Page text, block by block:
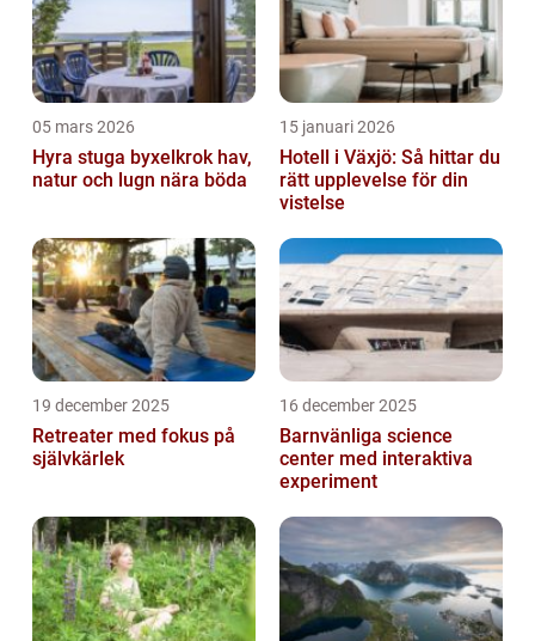
05 mars 2026
Hyra stuga byxelkrok hav,
natur och lugn nära böda
15 januari 2026
Hotell i Växjö: Så hittar du
rätt upplevelse för din
vistelse
19 december 2025
Retreater med fokus på
självkärlek
16 december 2025
Barnvänliga science
center med interaktiva
experiment